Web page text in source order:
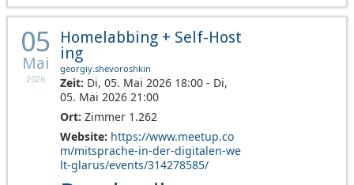
05
Mai
2026
Homelabbing + Self-Host
ing
georgiy.shevoroshkin
Zeit: Di, 05. Mai 2026 18:00 - Di,
05. Mai 2026 21:00
Ort: Zimmer 1.262
Website: https://www.meetup.co
m/mitsprache-in-der-digitalen-we
lt-glarus/events/314278585/